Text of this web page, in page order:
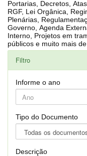
Portarias, Decretos, Atas,
RGF, Lei Orgânica,
Plenárias,
Governo, Agenda Externa do presidente, Relatório do Controle
Interno, Projetos em tramitação na Câmara, Controle dos bens
públicos e muito
Filtro
Informe o ano
Tipo do Documento
Descrição